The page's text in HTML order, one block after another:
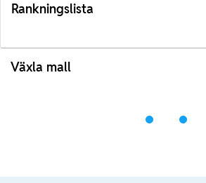
Rankningslista
Växla mall